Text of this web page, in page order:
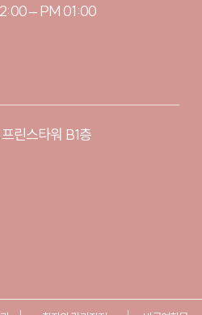
– PM 01:00
린스타워 B1층